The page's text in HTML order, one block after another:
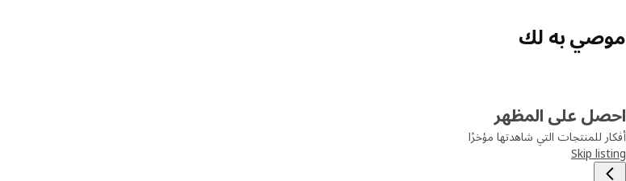
موصي به لك
احصل على المظهر
أفكار للمنتجات التي شاهدتها مؤخرًا
Skip listing